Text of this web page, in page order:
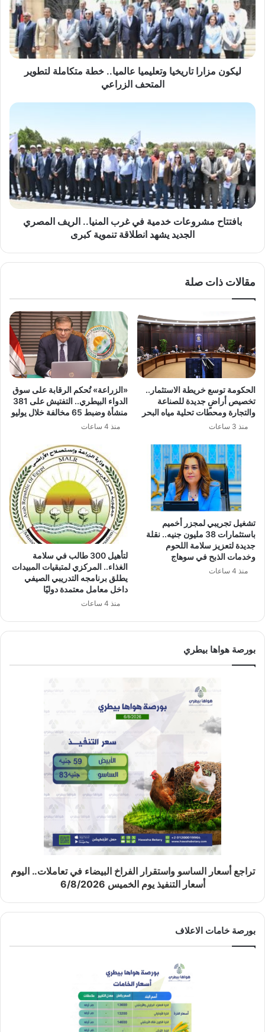
عالميا..
خطة
متكاملة
لتطوير
المتحف
الزراعيليكون مزارا تاريخيا وتعليميا عالميا.. خطة متكاملة لتطوير
المتحف الزراعي
بافتتاح
في
غرب
المنيا..
الريف
المصري
الجديد
يشهدبافتتاح مشروعات خدمية في غرب المنيا.. الريف المصري
الجديد يشهد انطلاقة تنموية كبرى
مقالات ذات صلة
الحكومة توسع خريطة الاستثمار..
تخصيص أراضٍ جديدة للصناعة
والتجارة ومحطات تحلية مياه البحر
منذ 3 ساعات
«الزراعة» تُحكم الرقابة على سوق
الدواء البيطري.. التفتيش على 381
منشأة وضبط 65 مخالفة خلال يوليو
منذ 4 ساعات
تشغيل تجريبي لمجزر أخميم
باستثمارات 38 مليون جنيه.. نقلة
جديدة لتعزيز سلامة اللحوم
وخدمات الذبح في سوهاج
منذ 4 ساعات
لتأهيل 300 طالب في سلامة
الغذاء.. المركزي لمتبقيات المبيدات
يطلق برنامجه التدريبي الصيفي
داخل معامل معتمدة دوليًا
منذ 4 ساعات
بورصة هواها بيطري
تراجع أسعار الساسو واستقرار الفراخ البيضاء في تعاملات.. اليوم
أسعار التنفيذ يوم الخميس 6/8/2026
بورصة خامات الاعلاف